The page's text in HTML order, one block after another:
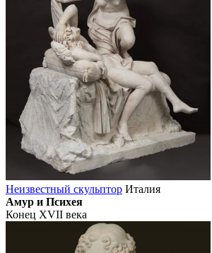
Неизвестный скульптор Италия
Амур и Психея
Конец XVII века